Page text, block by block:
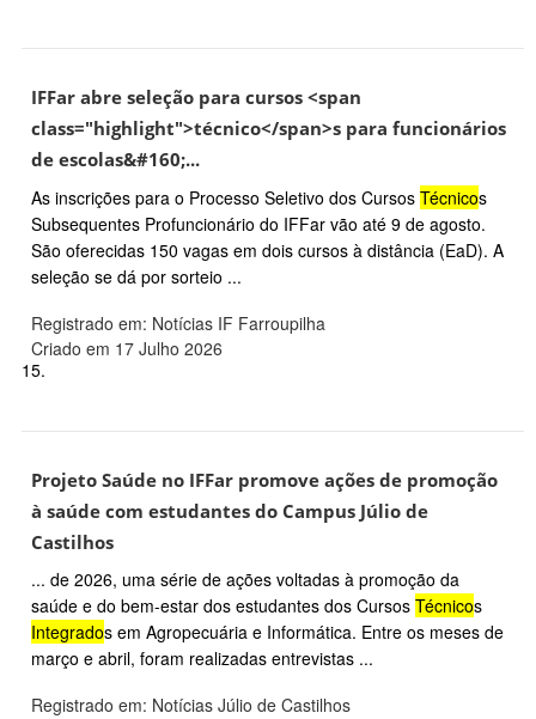
IFFar abre seleção para cursos <span
class="highlight">técnico</span>s para funcionários
de escolas&#160;...
As inscrições para o Processo Seletivo dos Cursos Técnicos
Subsequentes Profuncionário do IFFar vão até 9 de agosto.
São oferecidas 150 vagas em dois cursos à distância (EaD). A
seleção se dá por sorteio ...
Registrado em: Notícias IF Farroupilha
Criado em 17 Julho 2026
15.
Projeto Saúde no IFFar promove ações de promoção
à saúde com estudantes do Campus Júlio de
Castilhos
... de 2026, uma série de ações voltadas à promoção da
saúde e do bem-estar dos estudantes dos Cursos Técnicos
Integrados em Agropecuária e Informática. Entre os meses de
março e abril, foram realizadas entrevistas ...
Registrado em: Notícias Júlio de Castilhos